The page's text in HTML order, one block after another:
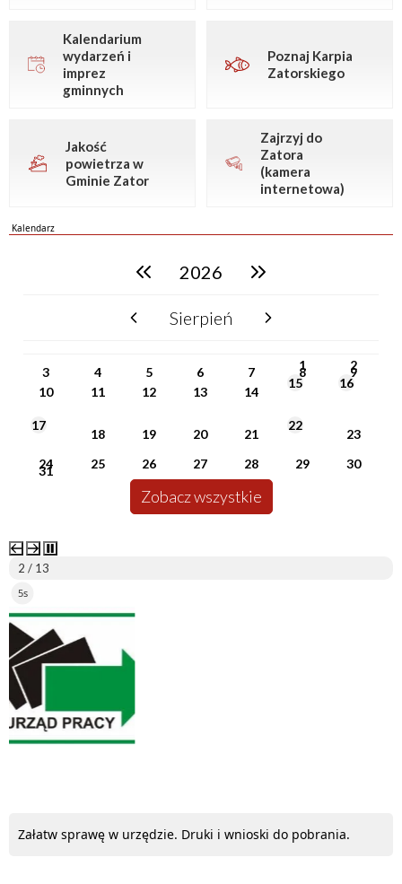
Kalendarium
wydarzeń i
imprez
gminnych
Poznaj Karpia
Zatorskiego
Jakość
powietrza w
Gminie Zator
Zajrzyj do
Zatora
(kamera
internetowa)
Kalendarz
poprzedni rok2026 następny rok
poprzedni miesiącSierpień następny miesiąc
1 2
3 4 5 6 7 8
9
10
11 12 13 14
15 16
17
18 19 20 21
22
23
24
25 26 27 28 29 30
31
Zobacz wszystkie
2 / 13
5s
ePUAP
Załatw sprawę w urzędzie. Druki i wnioski do pobrania.